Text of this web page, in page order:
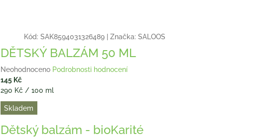
Kód: SAK8594031326489 Značka: SALOOS
DĚTSKÝ BALZÁM 50 ML
Průměrné
hodnocení
produktu
0,0
5
Neohodnoceno Podrobnosti hodnocení
145 Kč
Měrná
cena:
290 Kč / 100 ml
Skladem
Dětský balzám - bioKarité